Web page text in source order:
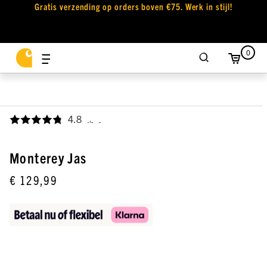
Gratis verzending op orders boven €75. Werk in stijl!
0
4.8 ,
Monterey Jas
€ 129,99